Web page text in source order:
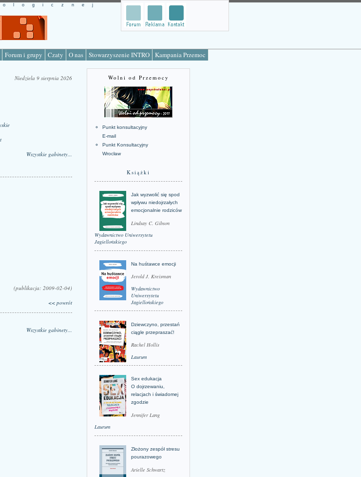
Forum i grupy Czaty O nas Stowarzyszenie INTRO Kampania Przemoc
Niedziela 9 sierpnia 2026
Wszystkie gabinety...
(publikacja: 2009-02-04)
<< powrót
Wszystkie gabinety...
Wolni od Przemocy
Punkt konsultacyjny
E-mail
Punkt Konsultacyjny
Wrocław
Książki
Jak wyzwolić się spod
wpływu niedojrzałych
emocjonalnie rodziców
Lindsay C. Gibson
Wydawnictwo Uniwersytetu
Jagiellońskiego
Na huśtawce emocji
Jerold J. Kreisman
Wydawnictwo
Uniwersytetu
Jagiellońskiego
Dziewczyno, przestań
ciągle przepraszać!
Rachel Hollis
Laurum
Sex edukacja
O dojrzewaniu,
relacjach i świadomej
zgodzie
Jennifer Lang
Laurum
Złożony zespół stresu
pourazowego
Arielle Schwartz